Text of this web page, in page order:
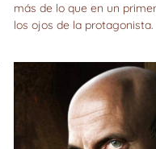
más de lo que en un
los ojos de la protagonista.